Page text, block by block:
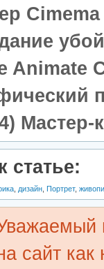
Animate
Мастер-
статье:
дизайн Портрет,
сайт как